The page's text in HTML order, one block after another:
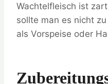
Wachtelfleisch ist
sollte man es nicht
als Vorspeise oder